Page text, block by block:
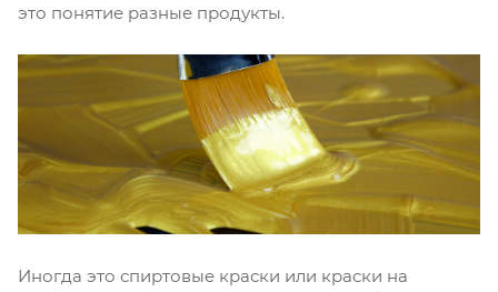
это понятие разные продукты.
Иногда это спиртовые краски или краски на